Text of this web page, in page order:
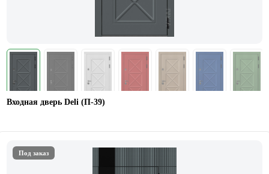
Входная дверь Deli (П-39)
Под заказ